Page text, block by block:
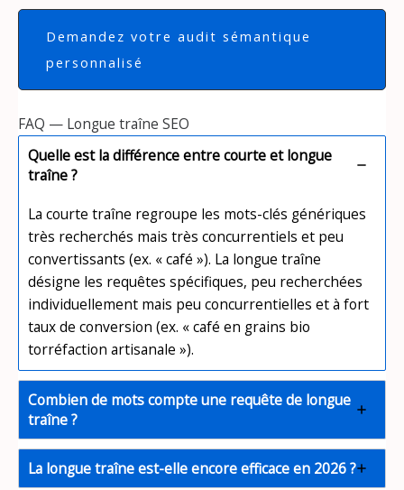
Demandez votre audit sémantique
personnalisé
FAQ — Longue traîne SEO
Quelle est la différence entre courte et longue
traîne ?
La courte traîne regroupe les mots-clés génériques
très recherchés mais très concurrentiels et peu
convertissants (ex. « café »). La longue traîne
désigne les requêtes spécifiques, peu recherchées
individuellement mais peu concurrentielles et à fort
taux de conversion (ex. « café en grains bio
torréfaction artisanale »).
Combien de mots compte une requête de longue
traîne ?
La longue traîne est-elle encore efficace en 2026 ?